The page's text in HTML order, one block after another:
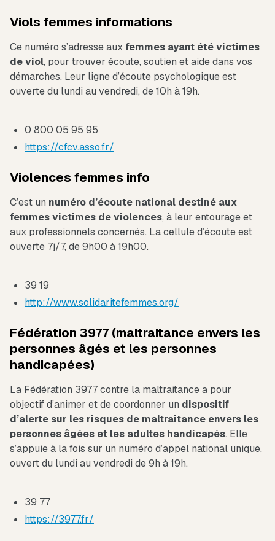
Viols femmes informations
Ce numéro s’adresse aux femmes ayant été victimes
de viol, pour trouver écoute, soutien et aide dans vos
démarches. Leur ligne d’écoute psychologique est
ouverte du lundi au vendredi, de 10h à 19h.
0 800 05 95 95
https://cfcv.asso.fr/
Violences femmes info
C’est un numéro d’écoute national destiné aux
femmes victimes de violences, à leur entourage et
aux professionnels concernés. La cellule d’écoute est
ouverte 7j/7, de 9h00 à 19h00.
39 19
http://www.solidaritefemmes.org/
Fédération 3977 (maltraitance envers les
personnes âgés et les personnes
handicapées)
La Fédération 3977 contre la maltraitance a pour
objectif d’animer et de coordonner un dispositif
d’alerte sur les risques de maltraitance envers les
personnes âgées et les adultes handicapés. Elle
s’appuie à la fois sur un numéro d’appel national unique,
ouvert du lundi au vendredi de 9h à 19h.
39 77
https://3977.fr/